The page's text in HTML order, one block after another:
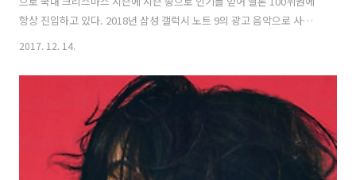
항상 진입하고 있다. 2018년 삼성 갤럭시 노트 9의 광고 음악으로 사용
틴(Greg Kurstin)이 만들고 그렉이 프로듀서를 맡았다. 크리스마스 노
래지만 크리스마스와 상관없이 즐길 수 있는 노래다. 가사는 사랑하는 사
람과의 관계를 눈사람과 눈의 관계로 설명하고 눈사람이 녹는 것은 화자
를 떠나는 것으로 설정한다. 녹는 것을 “cry”로 표현하고 있는 것 같다.
그래서 물, 태양은 피해야 한다. 전통적인 의미에서 대개 ..
2017. 12. 14.